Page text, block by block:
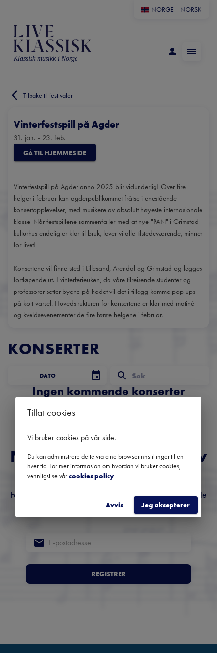
NORGE NORSK
Klassisk musikk i Norge
Tilbake til festivaler
Vinterfestspill på Agder
31. jan. - 23. feb.
GÅ TIL HJEMMESIDE
Vinterfestspill på Agder anno 2025 blir vidunderlig! Over fire
helger i februar kan agderpublikummet fråtse i enestående
konsertopplevelser, med musikere av absolutt høyeste internasjonale
klasse. Når festspillene sammenfaller med at nye "PAN" i Grimstad
kulturhus endelig er klar til bruk, lover vi alle tilstedeværende, minner
for livet!
Konsertene vil finne sted i Lillesand, Arendal og Grimstad og legges
fortløpende ut. I vinterferieuken, da våre tilreisende studenter og
professorer setter byene på hodet vil det i tillegg komme pop ups
på kort varsel. Hovedstrukturen for konsertene er klar med matiné
og kveldsevenementer de fire første helgene i februar.
KONSERTER
DATO
Ingen kommende konserter
Norges fremste nyhetsbrev
om klassisk musikk
Få oversikt over kommende konserter, festivaler og utvalgte
anbefalinger fra hele landet.
REGISTRER
Tillat cookies
Vi bruker cookies på vår side.
Du kan administrere dette via dine browserinnstillinger til en
hver tid. For mer informasjon om hvordan vi bruker cookies,
vennligst se vårcookies policy.
Avvis Jeg aksepterer